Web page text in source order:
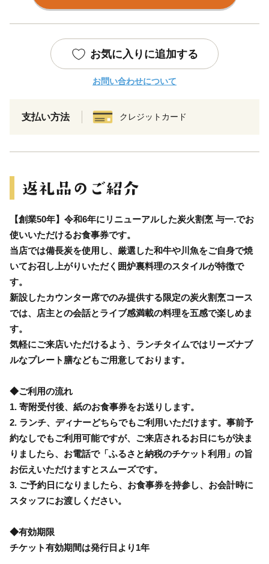
お気に入りに追加する
お問い合わせについて
支払い方法 クレジットカード
【創業50年】令和6年にリニューアルした炭火割烹 与一.でお
使いいただけるお食事券です。
当店では備長炭を使用し、厳選した和牛や川魚をご自身で焼
いてお召し上がりいただく囲炉裏料理のスタイルが特徴で
す。
新設したカウンター席でのみ提供する限定の炭火割烹コース
では、店主との会話とライブ感満載の料理を五感で楽しめま
す。
気軽にご来店いただけるよう、ランチタイムではリーズナブ
ルなプレート膳などもご用意しております。
◆ご利用の流れ
1. 寄附受付後、紙のお食事券をお送りします。
2. ランチ、ディナーどちらでもご利用いただけます。事前予
約なしでもご利用可能ですが、ご来店されるお日にちが決ま
りましたら、お電話で「ふるさと納税のチケット利用」の旨
お伝えいただけますとスムーズです。
3. ご予約日になりましたら、お食事券を持参し、お会計時に
スタッフにお渡しください。
◆有効期限
チケット有効期間は発行日より1年